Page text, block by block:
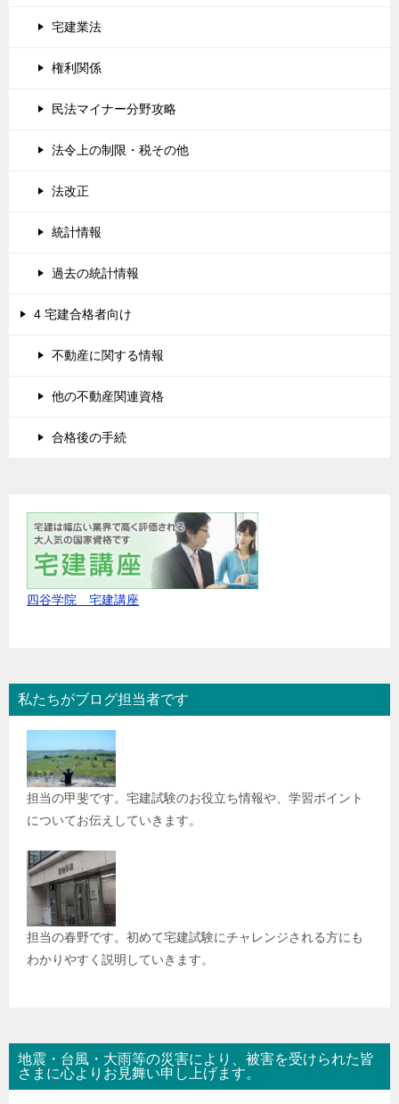
宅建業法
権利関係
民法マイナー分野攻略
法令上の制限・税その他
法改正
統計情報
過去の統計情報
4 宅建合格者向け
不動産に関する情報
他の不動産関連資格
合格後の手続
四谷学院 宅建講座
私たちがブログ担当者です
担当の甲斐です。宅建試験のお役立ち情報や、学習ポイント
についてお伝えしていきます。
担当の春野です。初めて宅建試験にチャレンジされる方にも
わかりやすく説明していきます。
地震・台風・大雨等の災害により、被害を受けられた皆
さまに心よりお見舞い申し上げます。